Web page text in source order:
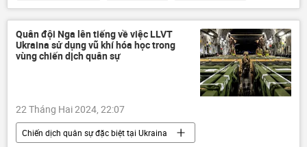
Bộ Ngoại giao Nga
Chính trị
Kinh tế
Brazil G20
Quân đội Nga lên tiếng về việc LLVT
Ukraina sử dụng vũ khí hóa học trong
vùng chiến dịch quân sự
22 Tháng Hai 2024, 22:07
Chiến dịch quân sự đặc biệt tại Ukraina